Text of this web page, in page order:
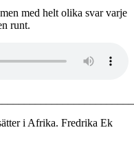
med helt olika svar varje
runt.
i Afrika. Fredrika Ek